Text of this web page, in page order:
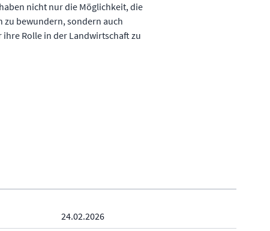
nicht nur die Möglichkeit, die
zu bewundern, sondern auch
ihre Rolle in der Landwirtschaft zu
24.02.2026